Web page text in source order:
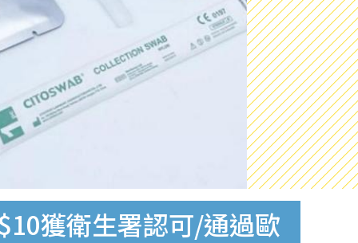
獲衛生署認可/通過歐